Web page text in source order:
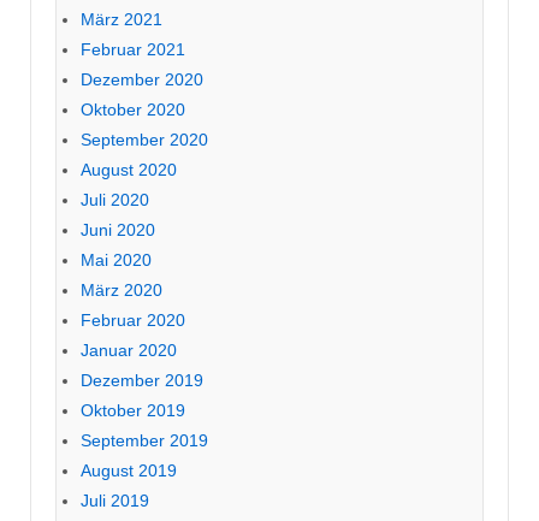
März 2021
Februar 2021
Dezember 2020
Oktober 2020
September 2020
August 2020
Juli 2020
Juni 2020
Mai 2020
März 2020
Februar 2020
Januar 2020
Dezember 2019
Oktober 2019
September 2019
August 2019
Juli 2019